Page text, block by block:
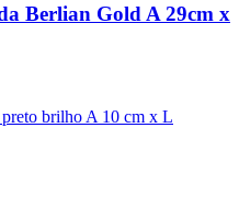
Berlian Gold A 29cm x